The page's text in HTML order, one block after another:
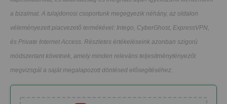
a bizalmat. A tulajdonosi csoportunk megegyezik néhány, az oldalon
véleményezett piacvezető termékével: Intego, CyberGhost, ExpressVPN,
és Private Internet Access. Részletes értékeléseink azonban szigorú
módszertant követnek, amely minden releváns teljesítménytényezőt
megvizsgál a saját megalapozott döntésed elősegítéséhez.